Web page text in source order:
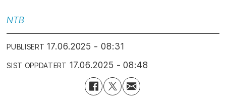
NTB
PUBLISERT 17.06.2025 - 08:31
SIST OPPDATERT 17.06.2025 - 08:48